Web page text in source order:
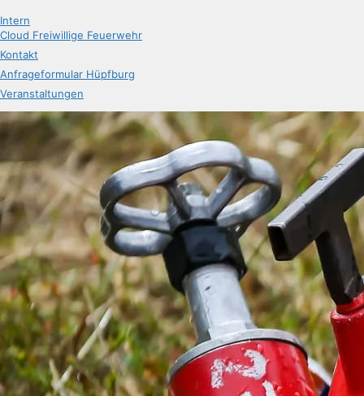
Intern
Cloud Freiwillige Feuerwehr
Kontakt
Anfrageformular Hüpfburg
Veranstaltungen